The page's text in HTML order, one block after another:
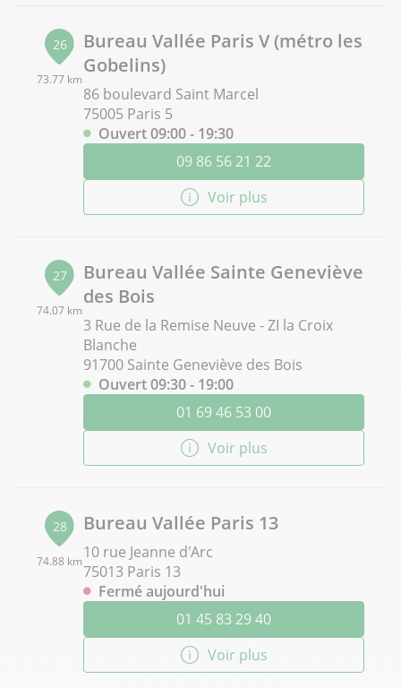
26
73.77 km
Bureau Vallée Paris V (métro les
Gobelins)
86 boulevard Saint Marcel
75005 Paris 5
Ouvert 09:00 - 19:30
09 86 56 21 22
Voir plus
27
74.07 km
Bureau Vallée Sainte Geneviève
des Bois
3 Rue de la Remise Neuve - ZI la Croix
Blanche
91700 Sainte Geneviève des Bois
Ouvert 09:30 - 19:00
01 69 46 53 00
Voir plus
28
74.88 km
Bureau Vallée Paris 13
10 rue Jeanne d'Arc
75013 Paris 13
Fermé aujourd'hui
01 45 83 29 40
Voir plus